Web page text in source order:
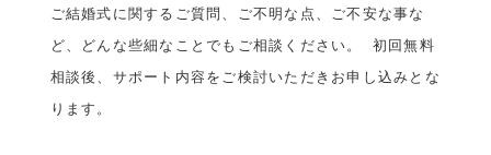
ご結婚式に関するご質問、ご不明な点、ご不安な事な
ど、どんな些細なことでもご相談ください。 初回無料
相談後、サポート内容をご検討いただきお申し込みとな
ります。